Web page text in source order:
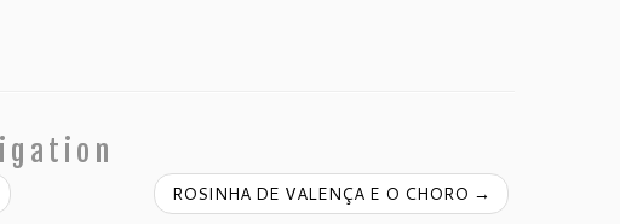
ROSINHA DE VALENÇA E O CHORO →